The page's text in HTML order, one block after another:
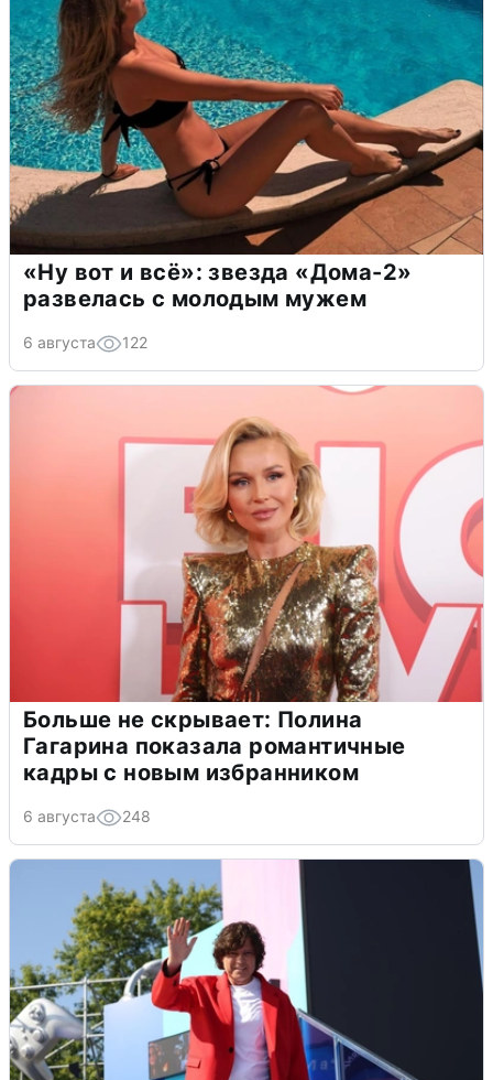
«Ну вот и всё»: звезда «Дома-2»
развелась с молодым мужем
6 августа 122
Больше не скрывает: Полина
Гагарина показала романтичные
кадры с новым избранником
6 августа 248